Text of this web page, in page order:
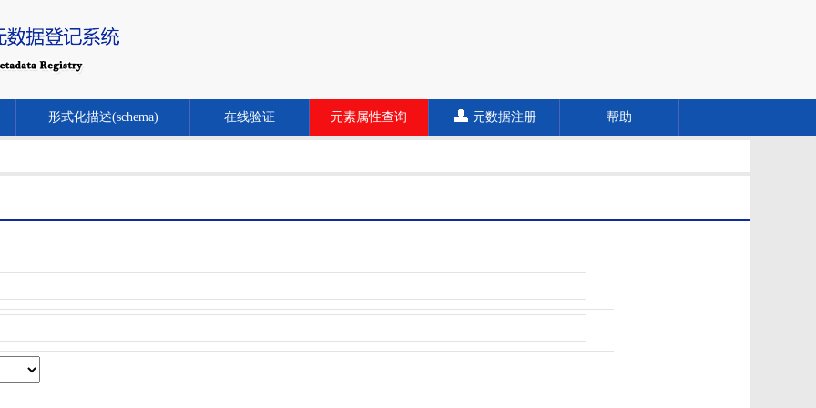
形式化描述(schema) 在线验证 元素属性查询 元数据注册 帮助